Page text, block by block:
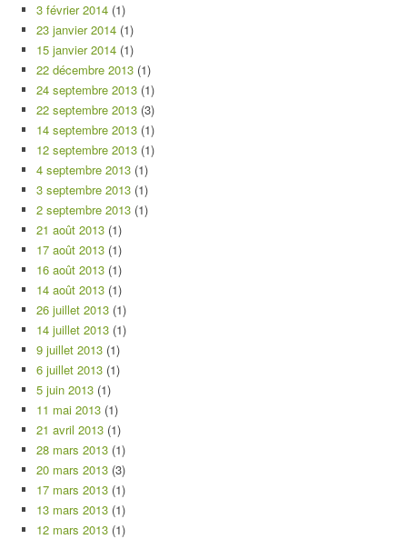
3 février 2014 (1)
23 janvier 2014 (1)
15 janvier 2014 (1)
22 décembre 2013 (1)
24 septembre 2013 (1)
22 septembre 2013 (3)
14 septembre 2013 (1)
12 septembre 2013 (1)
4 septembre 2013 (1)
3 septembre 2013 (1)
2 septembre 2013 (1)
21 août 2013 (1)
17 août 2013 (1)
16 août 2013 (1)
14 août 2013 (1)
26 juillet 2013 (1)
14 juillet 2013 (1)
9 juillet 2013 (1)
6 juillet 2013 (1)
5 juin 2013 (1)
11 mai 2013 (1)
21 avril 2013 (1)
28 mars 2013 (1)
20 mars 2013 (3)
17 mars 2013 (1)
13 mars 2013 (1)
12 mars 2013 (1)